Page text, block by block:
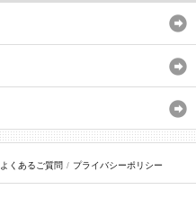
よくあるご質問 プライバシーポリシー